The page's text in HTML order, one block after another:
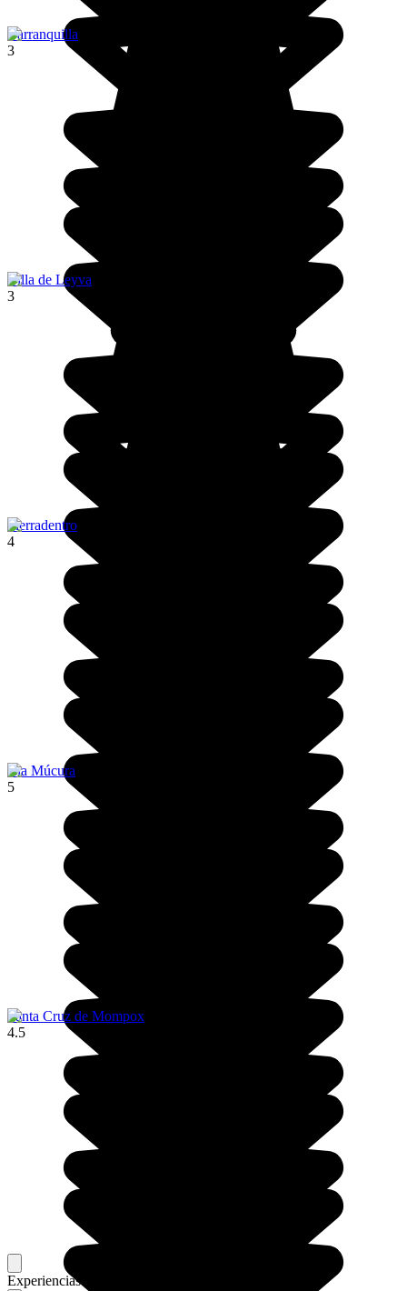
Barranquilla
3
Villa de Leyva
3
Tierradentro
4
Isla Múcura
5
Santa Cruz de Mompox
4.5
Experiencias memorables